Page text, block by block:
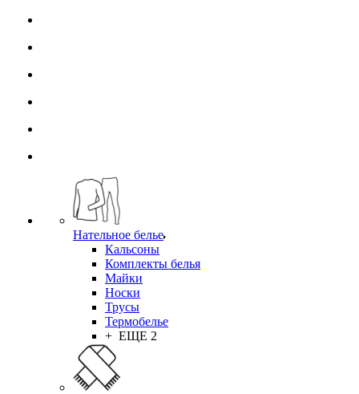
Нательное белье
Кальсоны
Комплекты белья
Майки
Носки
Трусы
Термобелье
+ ЕЩЕ 2